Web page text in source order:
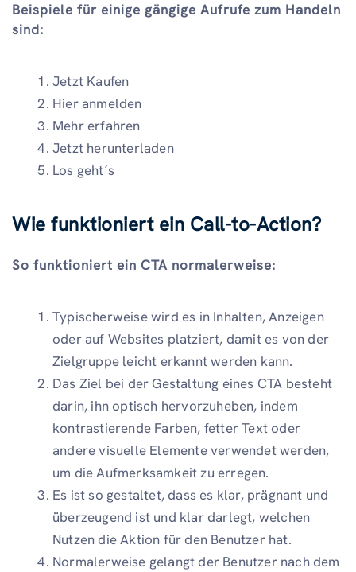
Beispiele für einige gängige Aufrufe zum Handeln
sind:
Jetzt Kaufen
Hier anmelden
Mehr erfahren
Jetzt herunterladen
Los geht´s
Wie funktioniert ein Call-to-Action?
So funktioniert ein CTA normalerweise:
Typischerweise wird es in Inhalten, Anzeigen
oder auf Websites platziert, damit es von der
Zielgruppe leicht erkannt werden kann.
Das Ziel bei der Gestaltung eines CTA besteht
darin, ihn optisch hervorzuheben, indem
kontrastierende Farben, fetter Text oder
andere visuelle Elemente verwendet werden,
um die Aufmerksamkeit zu erregen.
Es ist so gestaltet, dass es klar, prägnant und
überzeugend ist und klar darlegt, welchen
Nutzen die Aktion für den Benutzer hat.
Normalerweise gelangt der Benutzer nach dem